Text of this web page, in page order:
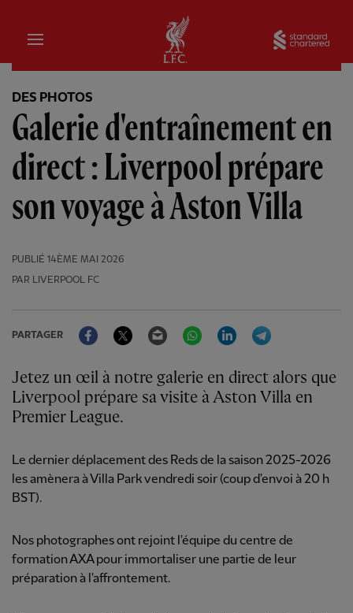
Domicile
DES PHOTOS
Galerie d'entraînement en
direct : Liverpool prépare
son voyage à Aston Villa
PUBLIÉ 14ÈME MAI 2026
PAR LIVERPOOL FC
PARTAGER
FacebookTwitter Email WhatsAppLinkedIn
Jetez un œil à notre galerie en direct alors que
Liverpool prépare sa visite à Aston Villa en
Premier League.
Le dernier déplacement des Reds de la saison 2025-2026
les amènera à Villa Park vendredi soir (coup d'envoi à 20 h
BST).
Nos photographes ont rejoint l'équipe du centre de
formation AXA pour immortaliser une partie de leur
préparation à l'affrontement.